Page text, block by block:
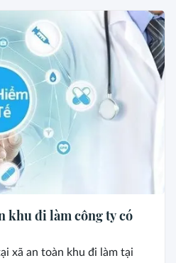
khu đi làm công ty có
xã an toàn khu đi làm tại